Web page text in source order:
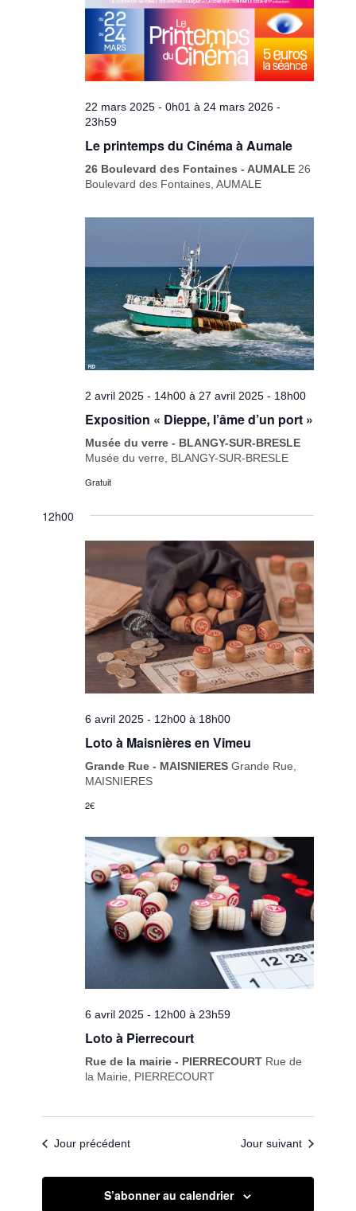
22 mars 2025 - 0h01 à 24 mars 2026 -
23h59
Le printemps du Cinéma à Aumale
26 Boulevard des Fontaines - AUMALE 26
Boulevard des Fontaines, AUMALE
2 avril 2025 - 14h00 à 27 avril 2025 - 18h00
Exposition « Dieppe, l’âme d’un port »
Musée du verre - BLANGY-SUR-BRESLE
Musée du verre, BLANGY-SUR-BRESLE
Gratuit
12h00
6 avril 2025 - 12h00 à 18h00
Loto à Maisnières en Vimeu
Grande Rue - MAISNIERESGrande Rue,
MAISNIERES
2€
6 avril 2025 - 12h00 à23h59
Loto à Pierrecourt
Rue de la mairie - PIERRECOURT Rue de
la Mairie, PIERRECOURT
Jour précédent Jour suivant
S’abonner au calendrier